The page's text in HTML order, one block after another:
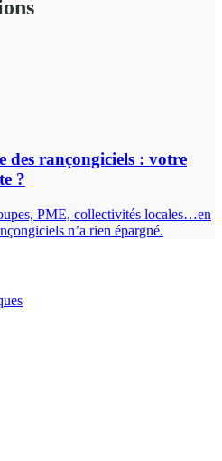
des rançongiciels : votre
?
PME, collectivités locales…en
n’a rien épargné.